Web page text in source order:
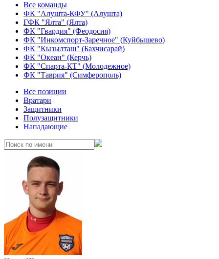
Все команды
ФК "Алушта-КФУ" (Алушта)
ГФК "Ялта" (Ялта)
ФК "Гвардия" (Феодосия)
ФК "Инкомспорт-Заречное" (Куйбышево)
ФК "Кызылташ" (Бахчисарай)
ФК "Океан" (Керчь)
ФК "Спарта-КТ" (Молодежное)
ФК "Таврия" (Симферополь)
Все позиции
Вратари
Защитники
Полузащитники
Нападающие